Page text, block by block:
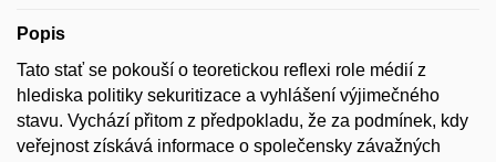
Popis
Tato stať se pokouší o teoretickou reflexi role médií z
hlediska politiky sekuritizace a vyhlášení výjimečného
stavu. Vychází přitom z předpokladu, že za podmínek, kdy
veřejnost získává informace o společensky závažných